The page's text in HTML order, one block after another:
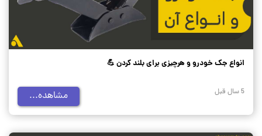
انواع جک خودرو و هرچیزی برای بلند کردن 💪
5 سال قبل مشاهده...